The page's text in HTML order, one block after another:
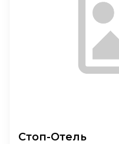
Стоп-Отель